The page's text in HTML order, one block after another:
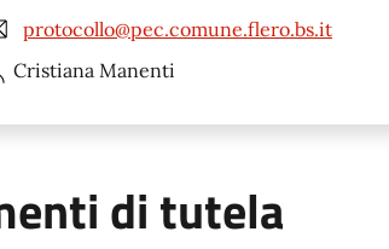
protocollo@pec.comune.flero.bs.it
Cristiana Manenti
di tutela